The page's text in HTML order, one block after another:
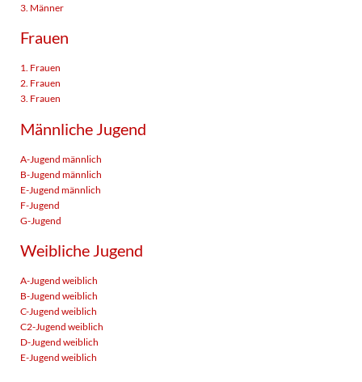
3. Männer
Frauen
1. Frauen
2. Frauen
3. Frauen
Männliche Jugend
A-Jugend männlich
B-Jugend männlich
E-Jugend männlich
F-Jugend
G-Jugend
Weibliche Jugend
A-Jugend weiblich
B-Jugend weiblich
C-Jugend weiblich
C2-Jugend weiblich
D-Jugend weiblich
E-Jugend weiblich